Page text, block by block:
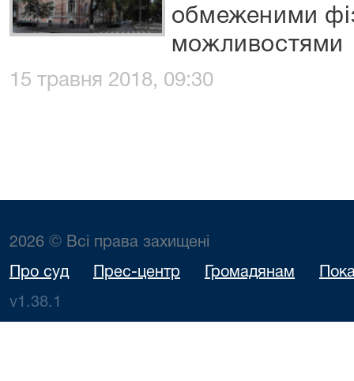
обмеженими
можливостями
15 травня 2018, 09:30
2026 © Всі права захищені
Про суд Прес-центр Громадянам
v1.38.1